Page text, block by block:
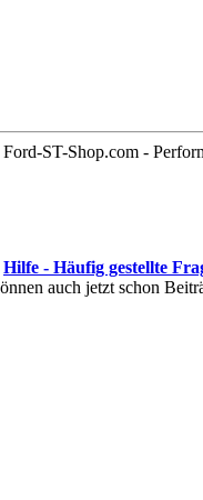
Ford-ST-Shop.com -
Hilfe - Häufig gestellte
auch jetzt schon